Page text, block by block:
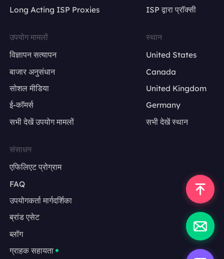
Long Acting ISP Proxies
ISP द्वारा प्रॉक्सी
उपयोग मामलों
विज्ञापन सत्यापन
बाजार अनुसंधान
सोशल मीडिया
ई-कॉमर्स
सभी देखें उपयोग मामलों
स्थान
United States
Canada
United Kingdom
Germany
सभी देखें स्थान
संसाधन
एफिलिएट प्रोग्राम
FAQ
उपयोगकर्ता मार्गदर्शिका
ब्रांड एसेट
ब्लॉग
ग्राहक सहायता